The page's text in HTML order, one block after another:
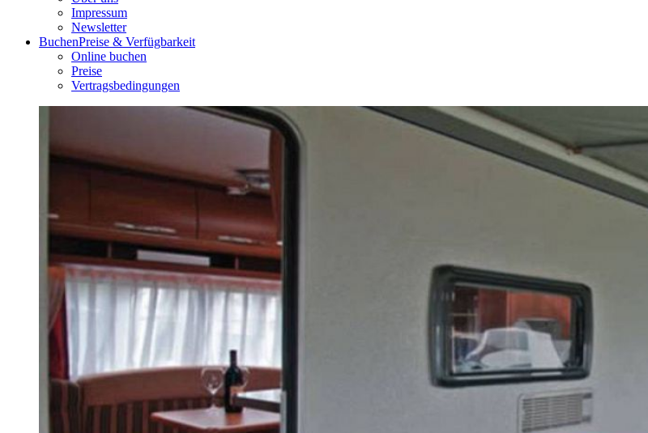
Impressum
Newsletter
BuchenPreise & Verfügbarkeit
Online buchen
Preise
Vertragsbedingungen